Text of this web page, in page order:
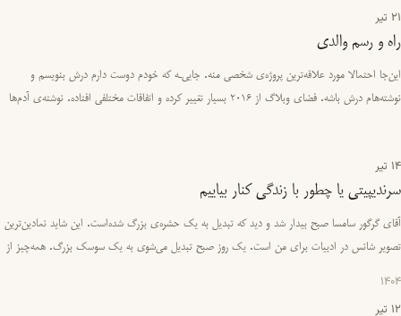
21 تیر
راه‌ و رسم والدی
این‌جا احتمالا مورد علاقه‌ترین پروژه‌ی شخصی منه. جایی‌ـه که خودم دوست دارم درش بنویسم و
نوشته‌هام درش باشه. فضای وبلاگ از ۲۰۱۶ بسیار تغییر کرده و اتفاقات مختلفی افتاده. نوشته‌ی آدم‌ها
14 تیر
سرندیپیتی یا چطور با زندگی کنار بیاییم
آقای گرگور سامسا صبح بیدار شد و دید که تبدیل به یک حشره‌ی بزرگ شده‌است. این شاید نمادین‌ترین
تصویر شانس در ادبیات برای من است. یک روز صبح تبدیل می‌شوی به یک سوسک بزرگ. همه‌چیز از
1404
12 تیر